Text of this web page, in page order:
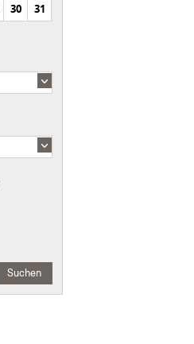
30 31
Suchen